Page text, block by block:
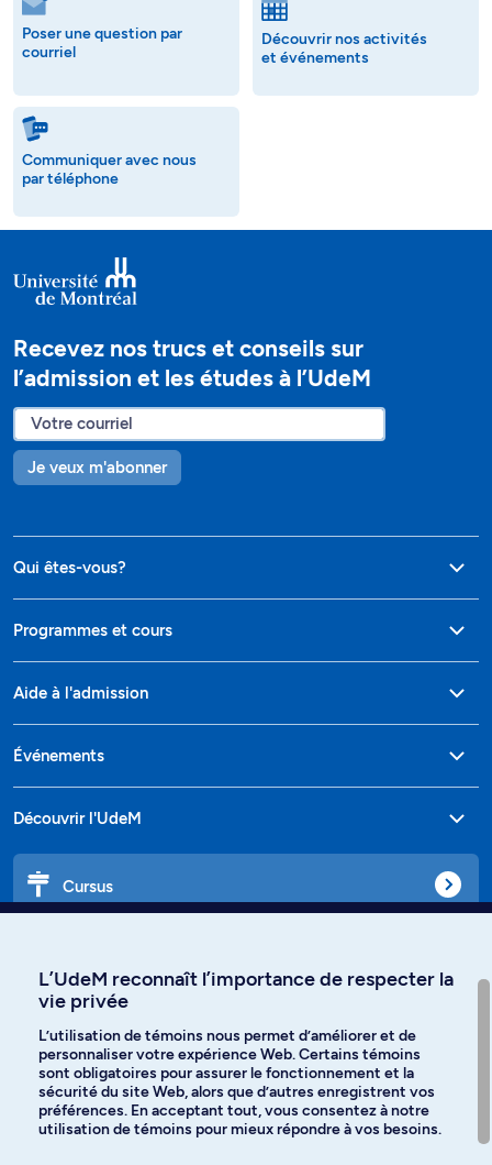
Poser une question par
courriel
Découvrir nos activités
et événements
Communiquer avec nous
par téléphone
Recevez nos trucs et conseils sur
l’admission et les études à l’UdeM
Je veux m'abonner
Qui êtes-vous?
Programmes et cours
Aide à l'admission
Événements
Découvrir l'UdeM
Cursus
Langues
Facebook Instagram
L’UdeM reconnaît l’importance de respecter la
vie privée
L’utilisation de témoins nous permet d’améliorer et de
personnaliser votre expérience Web. Certains témoins
sont obligatoires pour assurer le fonctionnement et la
sécurité du site Web, alors que d’autres enregistrent vos
préférences. En acceptant tout, vous consentez à notre
utilisation de témoins pour mieux répondre à vos besoins.